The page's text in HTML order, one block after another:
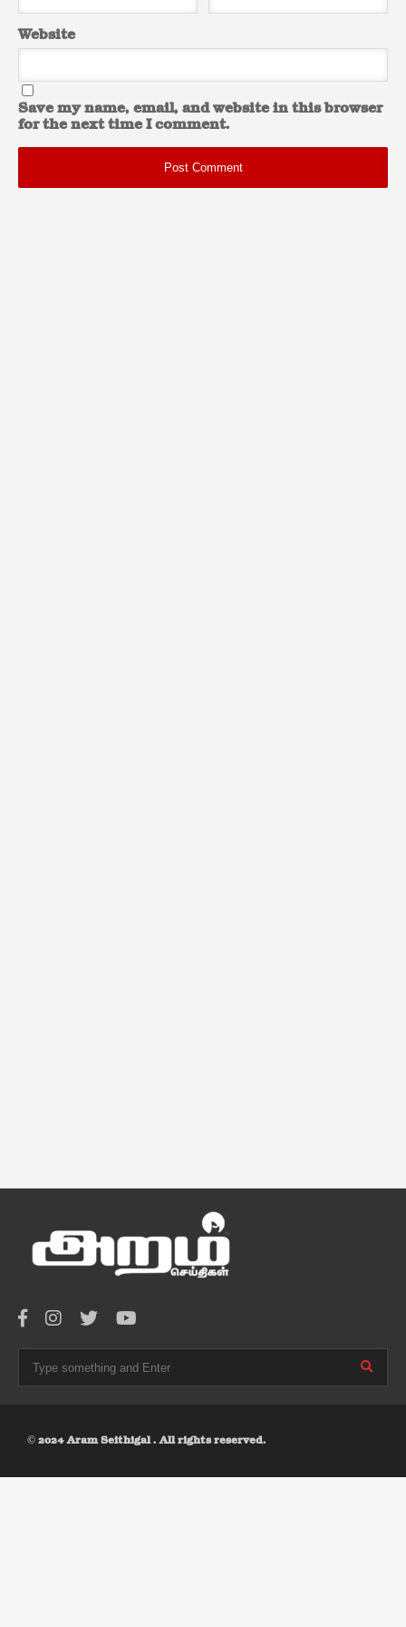
Website
Save my name, email, and website in this browser
for the next time I comment.
© 2024 Aram Seithigal . All rights reserved.